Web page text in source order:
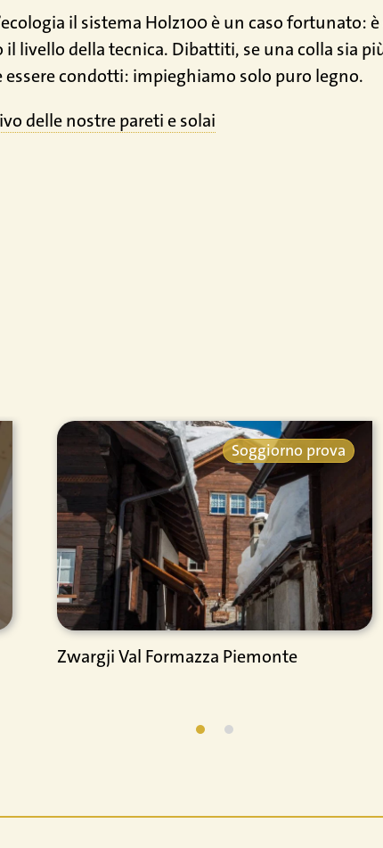
il sistema Holz100 è un caso fortunato:
livello della tecnica. Dibattiti, se una colla sia
condotti: impieghiamo solo puro legno.
delle nostre pareti e solai
Soggiorno prova
Zwargji Val Formazza Piemonte